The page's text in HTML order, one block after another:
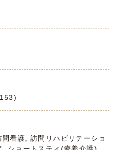
看護, 訪問リハビリテーショ